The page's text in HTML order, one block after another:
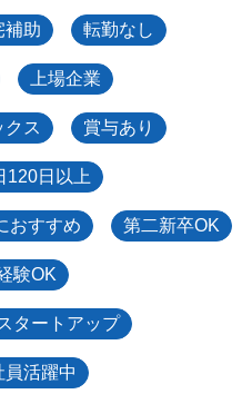
補助 転勤なし
上場企業
クス 賞与あり
120日以上
おすすめ 第二新卒OK
験OK
タートアップ
活躍中